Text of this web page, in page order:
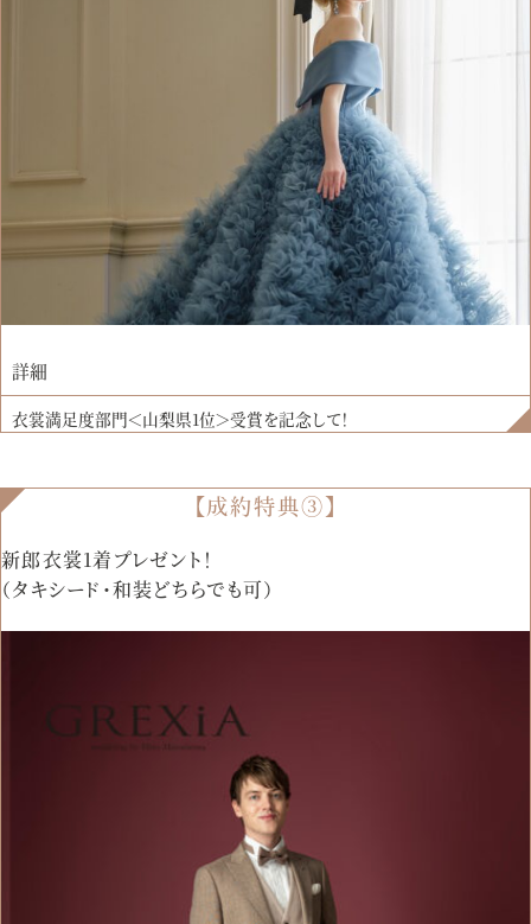
詳細
衣裳満足度部門＜山梨県1位＞受賞を記念して！
【成約特典③】
新郎衣裳1着プレゼント！
（タキシード・和装どちらでも可）